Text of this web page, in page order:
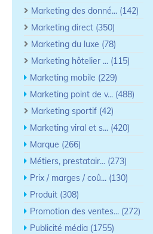
Marketing des donné... (142)
Marketing direct (350)
Marketing du luxe (78)
Marketing hôtelier ... (115)
Marketing mobile (229)
Marketing point de v... (488)
Marketing sportif (42)
Marketing viral et s... (420)
Marque (266)
Métiers, prestatair... (273)
Prix / marges / coû... (130)
Produit (308)
Promotion des ventes... (272)
Publicité média (1755)